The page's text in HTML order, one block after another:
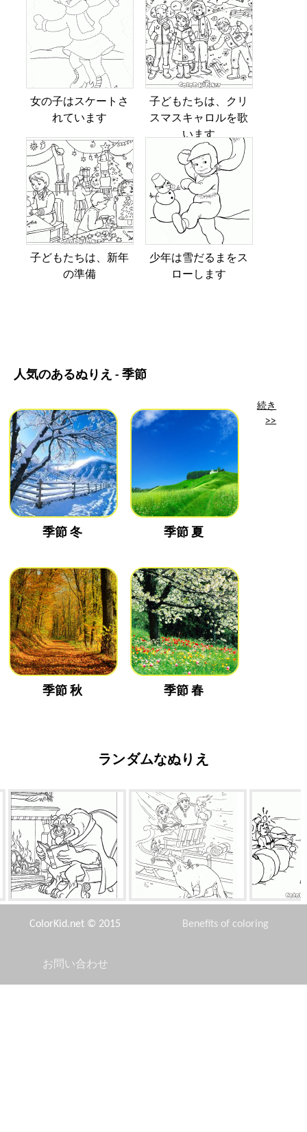
女の子はスケートさ
れています
子どもたちは、クリ
スマスキャロルを歌
います
子どもたちは、新年
の準備
少年は雪だるまをス
ローします
人気のあるぬりえ - 季節
季節 冬 季節 夏
季節 秋 季節 春
続き
>>
ランダムなぬりえ
本とモンスター オオカミの攻撃 雪
ColorKid.net © 2015 Benefits of coloring
お問い合わせ